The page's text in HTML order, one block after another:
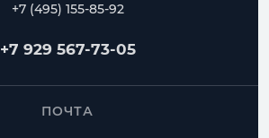
+7 (495) 155-85-92
+7 929 567-73-05
ПОЧТА